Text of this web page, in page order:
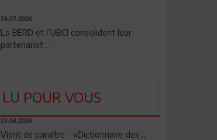
24.07.2026
La BERD et l’UBCI consolident leur
partenariat ...
LU POUR VOUS
23.04.2026
Vient de paraître - «Dictionnaire des ...